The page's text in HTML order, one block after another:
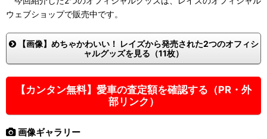
ウェブショップで販売中です。
【画像】めちゃかわいい！ レイズから発売された2つのオフィシ
ャルグッズを見る（11枚）
【カンタン無料】愛車の査定額を確認する（PR・外
部リンク）
画像ギャラリー